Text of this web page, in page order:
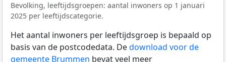
Bevolking, leeftijdsgroepen: aantal inwoners op 1 januari
2025 per leeftijdscategorie.
Het aantal inwoners per leeftijdsgroep is bepaald op
basis van de postcodedata. Dedownload voor de
gemeente Brummen bevat veel meer